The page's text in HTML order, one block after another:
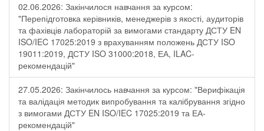
02.06.2026: Закінчилося навчання за курсом:
"Перепідготовка керівників, менеджерів з якості, аудиторів
та фахівців лабораторій за вимогами стандарту ДСТУ EN
ISO/IEC 17025:2019 з врахуванням положень ДСТУ ISO
19011:2019, ДСТУ ISO 31000:2018, ЕА, ILAC-
рекомендацій"
27.05.2026: Закінчилось навчання за курсом: "Верифікація
та валідація методик випробування та калібрування згідно
з вимогами ДСТУ EN ISO/IEC 17025:2019 та ЕА-
рекомендацій"